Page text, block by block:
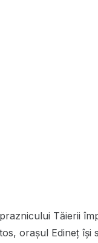
Tăierii
orașul Edineț își